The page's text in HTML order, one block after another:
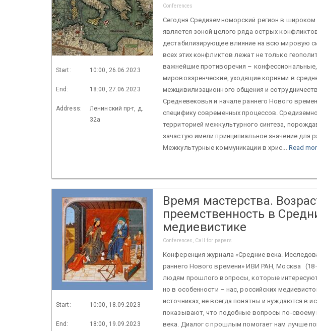
Start: 10:00, 26.06.2023
End: 18:00, 27.06.2023
Address:
Ленинский пр-т, д.
32а
Conferences
Сегодня Средиземноморский регион в широком
является зоной целого ряда острых
дестабилизирующее влияние на всю мировую
всех этих конфликтов лежат не только
важнейшие противоречия – конфессиональные,
мировоззренческие, уходящие корнями в
межцивилизационного общения и
Средневековья и начале раннего Нового
специфику современных процессов.
территорией межкультурного синтеза,
зачастую имели принципиальное значение для
Межкультурные коммуникации в хрис... Read
Start: 10:00, 18.09.2023
End: 18:00, 19.09.2023
Время мастерства.
преемственность в
медиевистике
Conferences, Call for papers
Конференция журнала «Средние века.
раннего Нового времени» ИВИ РАН, Москва
людям прошлого вопросы, которые
но в особенности – нас, российских
источниках, не всегда понятны и нуждаются в
показывают, что подобные вопросы по-
века. Диалог с прошлым помогает нам лучше